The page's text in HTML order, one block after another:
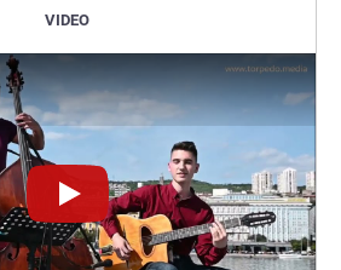
VIDEO
Novinet.tv
Novinet.tv